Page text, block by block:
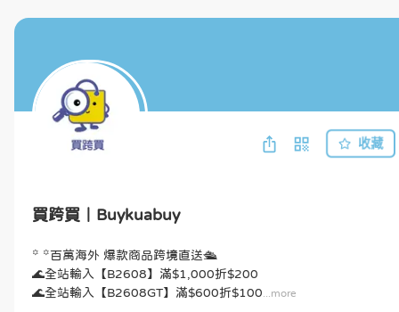
收藏
買跨買｜Buykuabuy
꙳ ꙳百萬海外 爆款商品跨境直送🛳️
🌊全站輸入【B2608】滿$1,000折$200
🌊全站輸入【B2608GT】滿$600折$100 ...more